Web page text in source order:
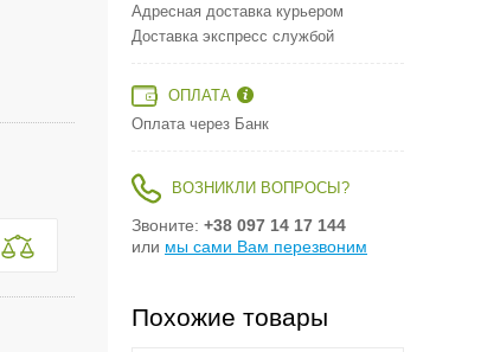
Адресная доставка курьером
Доставка экспресс службой
ОПЛАТА
Оплата через Банк
ВОЗНИКЛИ ВОПРОСЫ?
Звоните: +38 097 14 17 144
или мы сами Вам перезвоним
Похожие товары